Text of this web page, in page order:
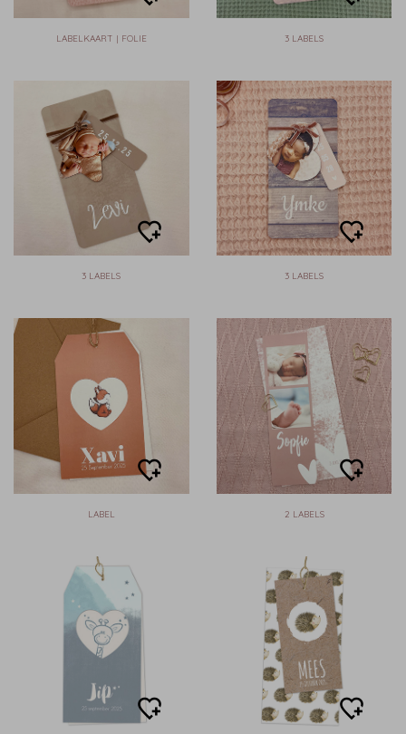
LABELKAART | FOLIE 3 LABELS
3 LABELS 3 LABELS
LABEL 2 LABELS